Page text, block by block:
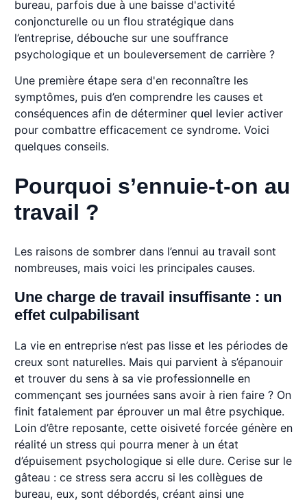
bureau, parfois due à une baisse d'activité
conjoncturelle ou un flou stratégique dans
l’entreprise, débouche sur une souffrance
psychologique et un bouleversement de carrière ?
Une première étape sera d'en reconnaître les
symptômes, puis d’en comprendre les causes et
conséquences afin de déterminer quel levier activer
pour combattre efficacement ce syndrome. Voici
quelques conseils.
Pourquoi s’ennuie-t-on au
travail ?
Les raisons de sombrer dans l’ennui au travail sont
nombreuses, mais voici les principales causes.
Une charge de travail insuffisante : un
effet culpabilisant
La vie en entreprise n’est pas lisse et les périodes de
creux sont naturelles. Mais qui parvient à s’épanouir
et trouver du sens à sa vie professionnelle en
commençant ses journées sans avoir à rien faire ? On
finit fatalement par éprouver un mal être psychique.
Loin d’être reposante, cette oisiveté forcée génère en
réalité un stress qui pourra mener à un état
d’épuisement psychologique si elle dure. Cerise sur le
gâteau : ce stress sera accru si les collègues de
bureau, eux, sont débordés, créant ainsi une